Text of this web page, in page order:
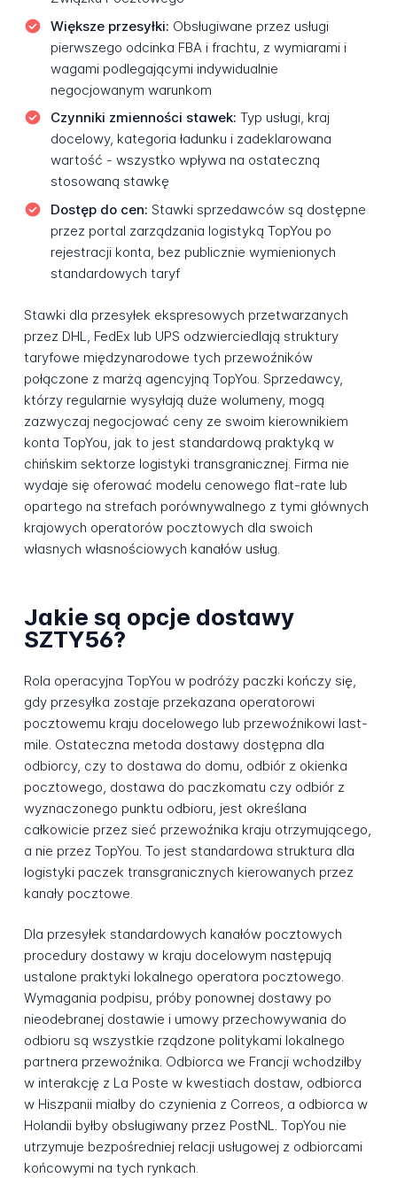
Większe przesyłki: Obsługiwane przez usługi
pierwszego odcinka FBA i frachtu, z wymiarami i
wagami podlegającymi indywidualnie
negocjowanym warunkom
Czynniki zmienności stawek: Typ usługi, kraj
docelowy, kategoria ładunku i zadeklarowana
wartość - wszystko wpływa na ostateczną
stosowaną stawkę
Dostęp do cen: Stawki sprzedawców są dostępne
przez portal zarządzania logistyką TopYou po
rejestracji konta, bez publicznie wymienionych
standardowych taryf
Stawki dla przesyłek ekspresowych przetwarzanych
przez DHL, FedEx lub UPS odzwierciedlają struktury
taryfowe międzynarodowe tych przewoźników
połączone z marżą agencyjną TopYou. Sprzedawcy,
którzy regularnie wysyłają duże wolumeny, mogą
zazwyczaj negocjować ceny ze swoim kierownikiem
konta TopYou, jak to jest standardową praktyką w
chińskim sektorze logistyki transgranicznej. Firma nie
wydaje się oferować modelu cenowego flat-rate lub
opartego na strefach porównywalnego z tymi głównych
krajowych operatorów pocztowych dla swoich
własnych własnościowych kanałów usług.
Jakie są opcje dostawy
SZTY56?
Rola operacyjna TopYou w podróży paczki kończy się,
gdy przesyłka zostaje przekazana operatorowi
pocztowemu kraju docelowego lub przewoźnikowi last-
mile. Ostateczna metoda dostawy dostępna dla
odbiorcy, czy to dostawa do domu, odbiór z okienka
pocztowego, dostawa do paczkomatu czy odbiór z
wyznaczonego punktu odbioru, jest określana
całkowicie przez sieć przewoźnika kraju otrzymującego,
a nie przez TopYou. To jest standardowa struktura dla
logistyki paczek transgranicznych kierowanych przez
kanały pocztowe.
Dla przesyłek standardowych kanałów pocztowych
procedury dostawy w kraju docelowym następują
ustalone praktyki lokalnego operatora pocztowego.
Wymagania podpisu, próby ponownej dostawy po
nieodebranej dostawie i umowy przechowywania do
odbioru są wszystkie rządzone politykami lokalnego
partnera przewoźnika. Odbiorca we Francji wchodziłby
w interakcję z La Poste w kwestiach dostaw, odbiorca
w Hiszpanii miałby do czynienia z Correos, a odbiorca w
Holandii byłby obsługiwany przez PostNL. TopYou nie
utrzymuje bezpośredniej relacji usługowej z odbiorcami
końcowymi na tych rynkach.